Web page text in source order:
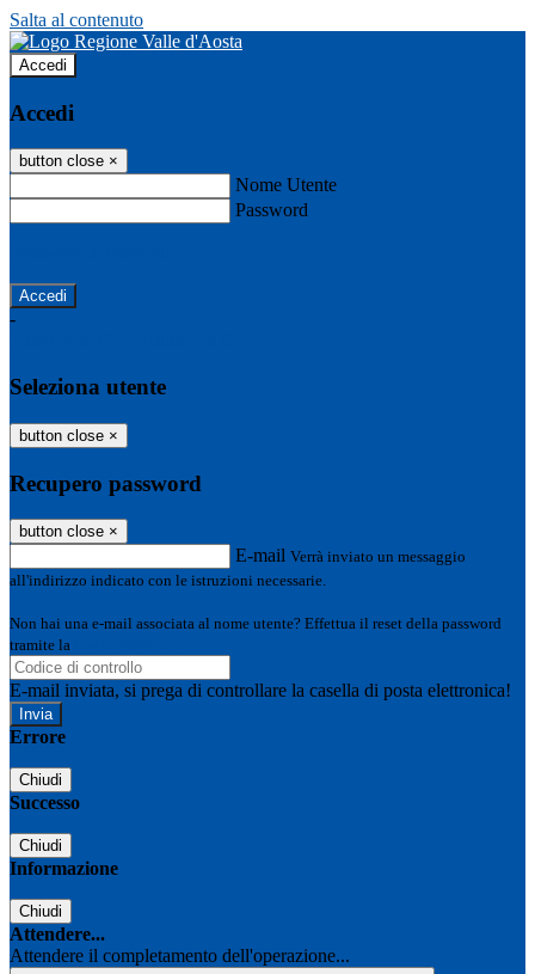
Salta al contenuto
Accedi
Accedi
button close ×
Nome Utente
Password
-
Seleziona utente
button close ×
Recupero password
button close ×
E-mail Verrà inviato un messaggio
all'indirizzo indicato con le istruzioni necessarie.
Non hai una e-mail associata al nome utente? Effettua il reset della password
tramite la
E-mail inviata, si prega di controllare la casella di posta elettronica!
Errore
Chiudi
Successo
Chiudi
Informazione
Chiudi
Attendere...
Attendere il completamento dell'operazione...